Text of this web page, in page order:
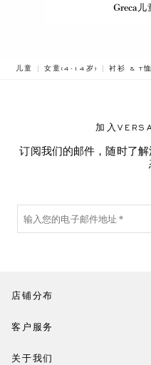
Greca儿
儿童 女童(4-14岁) 衬衫 & T
加入
订阅我们的邮件，随时了
店铺分布
客户服务
关于我们